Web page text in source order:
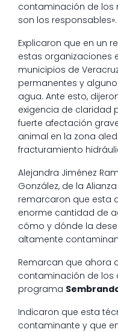
contaminación de los
son los responsables».
Explicaron que en un
estas organizaciones
municipios de
permanentes y
agua. Ante esto,
exigencia de claridad
fuerte afectación
animal en la zona
fracturamiento
Alejandra Jiménez
González, de la
remarcaron que esta
enorme cantidad de
cómo y dónde la
altamente
Remarcan que ahora
contaminación de los
programa
Indicaron que esta
contaminante y que